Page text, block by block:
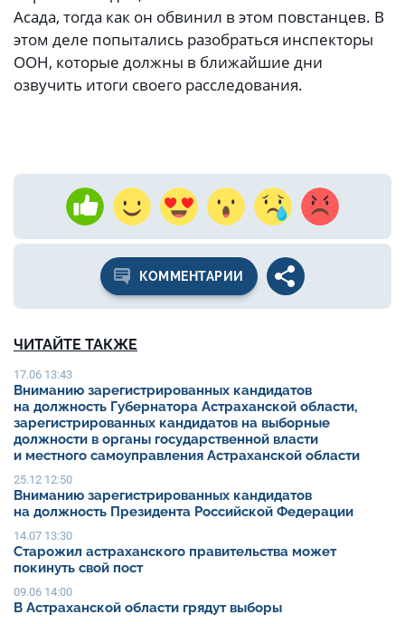
Асада, тогда как он обвинил в этом повстанцев. В
этом деле попытались разобраться инспекторы
ООН, которые должны в ближайшие дни
озвучить итоги своего расследования.
КОММЕНТАРИИ
ЧИТАЙТЕ ТАКЖЕ
17.06 13:43
Вниманию зарегистрированных кандидатов
на должность Губернатора Астраханской области,
зарегистрированных кандидатов на выборные
должности в органы государственной власти
и местного самоуправления Астраханской области
25.12 12:50
Вниманию зарегистрированных кандидатов
на должность Президента Российской Федерации
14.07 13:30
Старожил астраханского правительства может
покинуть свой пост
09.06 14:00
В Астраханской области грядут выборы